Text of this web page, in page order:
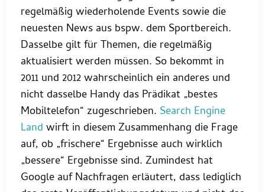
regelmäßig wiederholende Events sowie die
neuesten News aus bspw. dem Sportbereich.
Dasselbe gilt für Themen, die regelmäßig
aktualisiert werden müssen. So bekommt in
2011 und 2012 wahrscheinlich ein anderes und
nicht dasselbe Handy das Prädikat „bestes
Mobiltelefon“ zugeschrieben. Search Engine
Land wirft in diesem Zusammenhang die Frage
auf, ob „frischere“ Ergebnisse auch wirklich
„bessere“ Ergebnisse sind. Zumindest hat
Google auf Nachfragen erläutert, dass lediglich